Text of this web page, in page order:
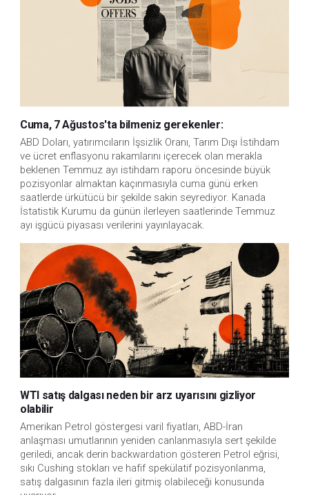
Cuma, 7 Ağustos'ta bilmeniz gerekenler:
ABD Doları, yatırımcıların İşsizlik Oranı, Tarım Dışı İstihdam
ve ücret enflasyonu rakamlarını içerecek olan merakla
beklenen Temmuz ayı istihdam raporu öncesinde büyük
pozisyonlar almaktan kaçınmasıyla cuma günü erken
saatlerde ürkütücü bir şekilde sakin seyrediyor. Kanada
İstatistik Kurumu da günün ilerleyen saatlerinde Temmuz
ayı işgücü piyasası verilerini yayınlayacak.
WTI satış dalgası neden bir arz uyarısını gizliyor
olabilir
Amerikan Petrol göstergesi varil fiyatları, ABD-İran
anlaşması umutlarının yeniden canlanmasıyla sert şekilde
geriledi, ancak derin backwardation gösteren Petrol eğrisi,
sıkı Cushing stokları ve hafif spekülatif pozisyonlanma,
satış dalgasının fazla ileri gitmiş olabileceği konusunda